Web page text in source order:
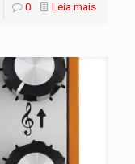
0 Leia mais